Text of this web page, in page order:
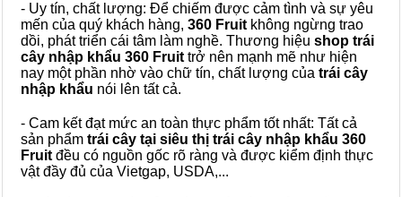
- Uy tín, chất lượng: Để chiếm được cảm tình và sự yêu
mến của quý khách hàng, 360 Fruit không ngừng trao
dồi, phát triển cái tâm làm nghề. Thương hiệu shop trái
cây nhập khẩu 360 Fruit trở nên mạnh mẽ như hiện
nay một phần nhờ vào chữ tín, chất lượng của trái cây
nhập khẩu nói lên tất cả.
- Cam kết đạt mức an toàn thực phẩm tốt nhất: Tất cả
sản phẩm trái cây tại siêu thị trái cây nhập khẩu 360
Fruit đều có nguồn gốc rõ ràng và được kiểm định thực
vật đầy đủ của Vietgap, USDA,...